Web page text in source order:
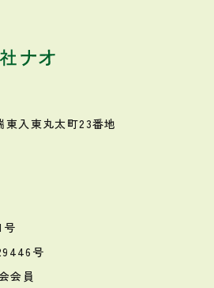
東入 東丸太町23番地
号
号
会員